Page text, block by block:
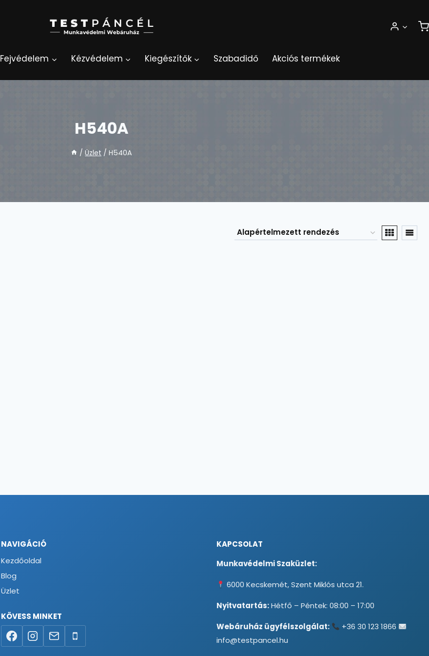
Fejvédelem Kézvédelem Kiegészítők Szabadidő Akciós termékek
H540A
/ Üzlet / H540A
NAVIGÁCIÓ
Kezdőoldal
Blog
Üzlet
KÖVESS MINKET
KAPCSOLAT
Munkavédelmi Szaküzlet:
6000 Kecskemét, Szent Miklós utca 21.
Nyitvatartás:Hétfő – Péntek: 08:00 – 17:00
Webáruház ügyfélszolgálat:
+36 30 123 1866
info@testpancel.hu